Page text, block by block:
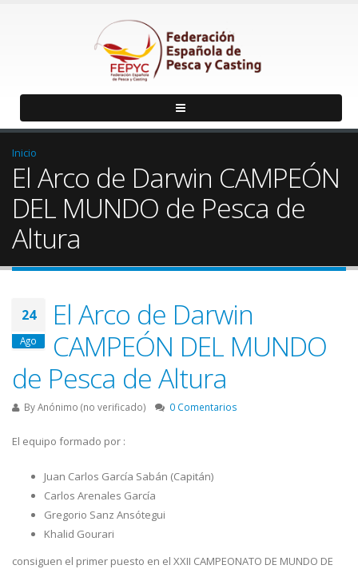
Inicio
El Arco de Darwin CAMPEÓN
DEL MUNDO de Pesca de
Altura
24
Ago
El Arco de Darwin
CAMPEÓN DEL MUNDO
de Pesca de Altura
ByAnónimo (no verificado) 0 Comentarios
El equipo formado por :
Juan Carlos García Sabán (Capitán)
Carlos Arenales García
Gregorio Sanz Ansótegui
Khalid Gourari
consiguen el primer puesto en el XXII CAMPEONATO DE MUNDO DE